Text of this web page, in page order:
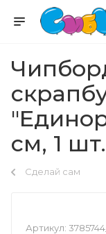
см, 1 шт.
Сделай сам
Артикул: